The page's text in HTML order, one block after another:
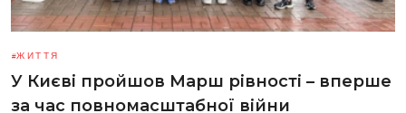
ЖИТТЯ
У Києві пройшов Марш рівності – вперше
за час повномасштабної війни